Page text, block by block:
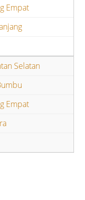
Empat
Selatan
Empat